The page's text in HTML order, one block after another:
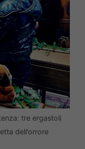
tre ergastoli
dell’orrore